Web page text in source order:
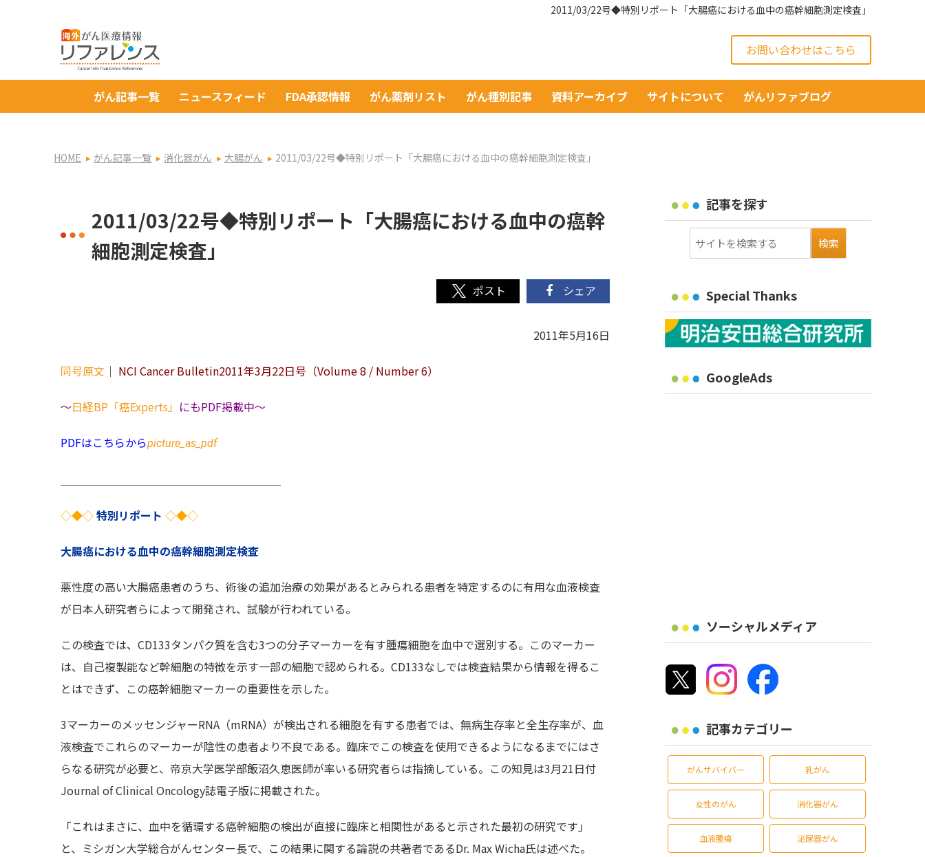
2011/03/22号◆特別リポート「大腸癌における血中の癌幹細胞測定検査」
お問い合わせはこちら
がん記事一覧 ニュースフィード FDA承認情報 がん薬剤リスト がん種別記事 資料アーカイブ サイトについて がんリファブログ
HOME がん記事一覧 消化器がん 大腸がん 2011/03/22号◆特別リポート「大腸癌における血中の癌幹細胞測定検査」
2011/03/22号◆特別リポート「大腸癌における血中の癌幹
細胞測定検査」
シェア
2011年5月16日
同号原文 ｜ NCI Cancer Bulletin2011年3月22日号（Volume 8 / Number 6）
～日経BP「癌Experts」 にもPDF掲載中～
PDFはこちらからpicture_as_pdf
◇◆◇特別リポート ◇◆◇
大腸癌における血中の癌幹細胞測定検査
悪性度の高い大腸癌患者のうち、術後の追加治療の効果があるとみられる患者を特定するのに有用な血液検査
が日本人研究者らによって開発され、試験が行われている。
この検査では、CD133タンパク質を含む3つの分子マーカーを有す腫瘍細胞を血中で選別する。このマーカー
は、自己複製能など幹細胞の特徴を示す一部の細胞で認められる。CD133なしでは検査結果から情報を得るこ
とはできず、この癌幹細胞マーカーの重要性を示した。
3マーカーのメッセンジャーRNA（mRNA）が検出される細胞を有する患者では、無病生存率と全生存率が、血
液検査でこれらのマーカーが陰性の患者より不良である。臨床でこの検査を使用できるようになるまでにはさ
らなる研究が必要と、帝京大学医学部飯沼久恵医師が率いる研究者らは指摘している。この知見は3月21日付
Journal of Clinical Oncology誌電子版に掲載された。
「これはまさに、血中を循環する癌幹細胞の検出が直接に臨床と相関性があると示された最初の研究です」
と、ミシガン大学総合がんセンター長で、この結果に関する論説の共著者であるDr. Max Wicha氏は述べた。
記事を探す
Special Thanks
GoogleAds
ソーシャルメディア
記事カテゴリー
がんサバイバー 乳がん
女性のがん 消化器がん
血液腫瘍 泌尿器がん